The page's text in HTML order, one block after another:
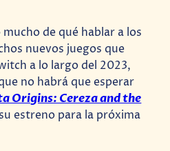
de qué hablar a los
nuevos juegos que
a lo largo del 2023,
no habrá que esperar
Origins: Cereza and the
estreno para la próxima